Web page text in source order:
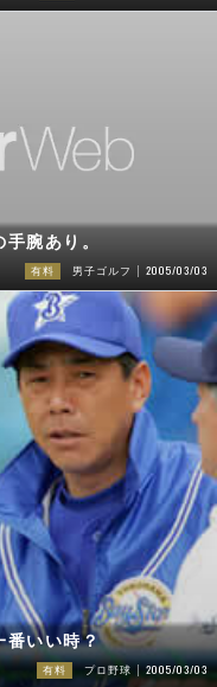
腕あり。
有料 男子ゴルフ 2005/03/03
番いい時？
有料 プロ野球 2005/03/03